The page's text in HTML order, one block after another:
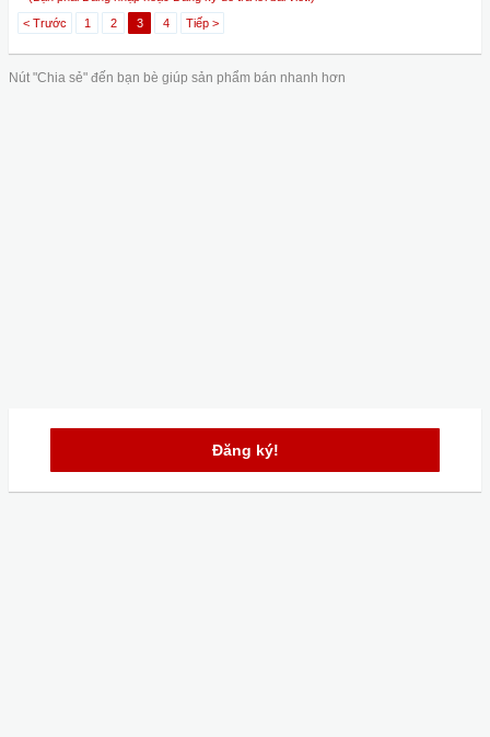
< Trước
1 2 3 4 Tiếp >
Nút "Chia sẻ" đến bạn bè giúp sản phẩm bán nhanh hơn
Đăng ký!